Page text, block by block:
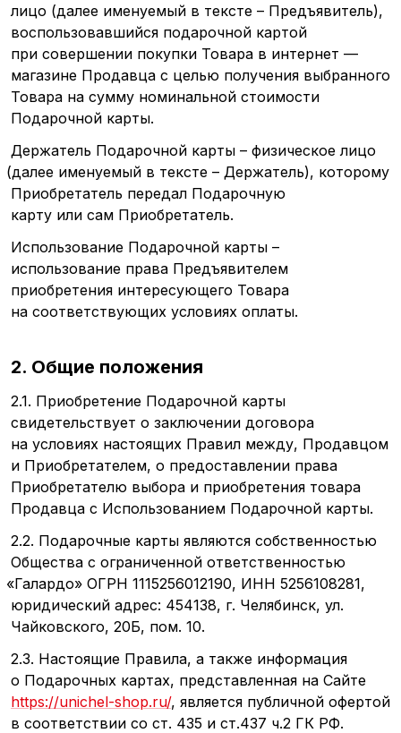
лицо (далее именуемый в тексте – Предъявитель),
воспользовавшийся подарочной картой
при совершении покупки Товара в интернет —
магазине Продавца с целью получения выбранного
Товара на сумму номинальной стоимости
Подарочной карты.
Держатель Подарочной карты – физическое лицо
(далее именуемый в тексте – Держатель), которому
Приобретатель передал Подарочную
карту или сам Приобретатель.
Использование Подарочной карты –
использование права Предъявителем
приобретения интересующего Товара
на соответствующих условиях оплаты.
2. Общие положения
2.1. Приобретение Подарочной карты
свидетельствует о заключении договора
на условиях настоящих Правил между, Продавцом
и Приобретателем, о предоставлении права
Приобретателю выбора и приобретения товара
Продавца с Использованием Подарочной карты.
2.2. Подарочные карты являются собственностью
Общества с ограниченной ответственностью
«Галардо» ОГРН 1115256012190, ИНН 5256108281,
юридический адрес: 454138, г. Челябинск, ул.
Чайковского, 20Б, пом. 10.
2.3. Настоящие Правила, а также информация
о Подарочных картах, представленная на Сайте
https://unichel-shop.ru/, является публичной офертой
в соответствии со ст. 435 и ст.437 ч.2 ГК РФ.